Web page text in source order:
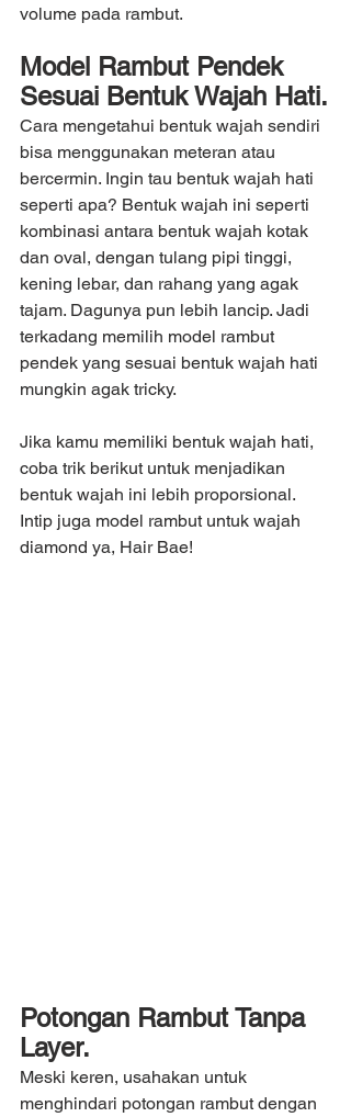
volume pada rambut.
Model Rambut Pendek
Sesuai Bentuk Wajah Hati.
Cara mengetahui bentuk wajah sendiri
bisa menggunakan meteran atau
bercermin. Ingin tau bentuk wajah hati
seperti apa? Bentuk wajah ini seperti
kombinasi antara bentuk wajah kotak
dan oval, dengan tulang pipi tinggi,
kening lebar, dan rahang yang agak
tajam. Dagunya pun lebih lancip. Jadi
terkadang memilih model rambut
pendek yang sesuai bentuk wajah hati
mungkin agak tricky.
Jika kamu memiliki bentuk wajah hati,
coba trik berikut untuk menjadikan
bentuk wajah ini lebih proporsional.
Intip juga model rambut untuk wajah
diamond ya, Hair Bae!
Potongan Rambut Tanpa
Layer.
Meski keren, usahakan untuk
menghindari potongan rambut dengan